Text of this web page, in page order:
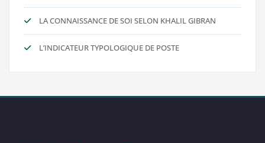
LA CONNAISSANCE DE SOI SELON KHALIL GIBRAN
L’INDICATEUR TYPOLOGIQUE DE POSTE